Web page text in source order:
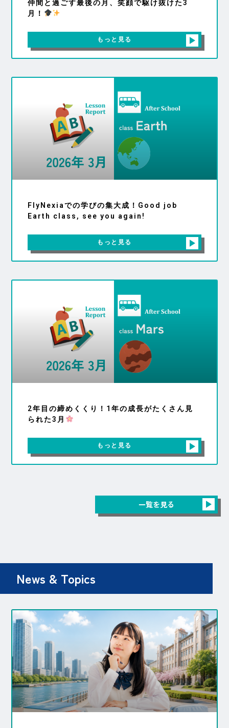
仲間と過ごす最後の月、笑顔で駆け抜けた3
月！
もっと見る
FlyNexiaでの学びの集大成！Good job
Earth class, see you again!
もっと見る
2年目の締めくくり！1年の成長がたくさん見
られた3月
もっと見る
一覧を見る
News & Topics